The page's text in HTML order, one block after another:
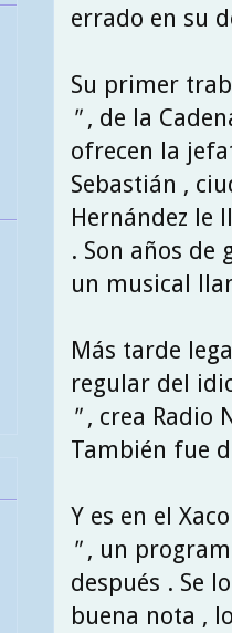
errado en su
Su primer
", de la
ofrecen la
Sebastián ,
Hernández le
. Son años de
un musical
Más tarde
regular del
", crea Radio
También fue
Y es en el
", un
después . Se
buena nota ,